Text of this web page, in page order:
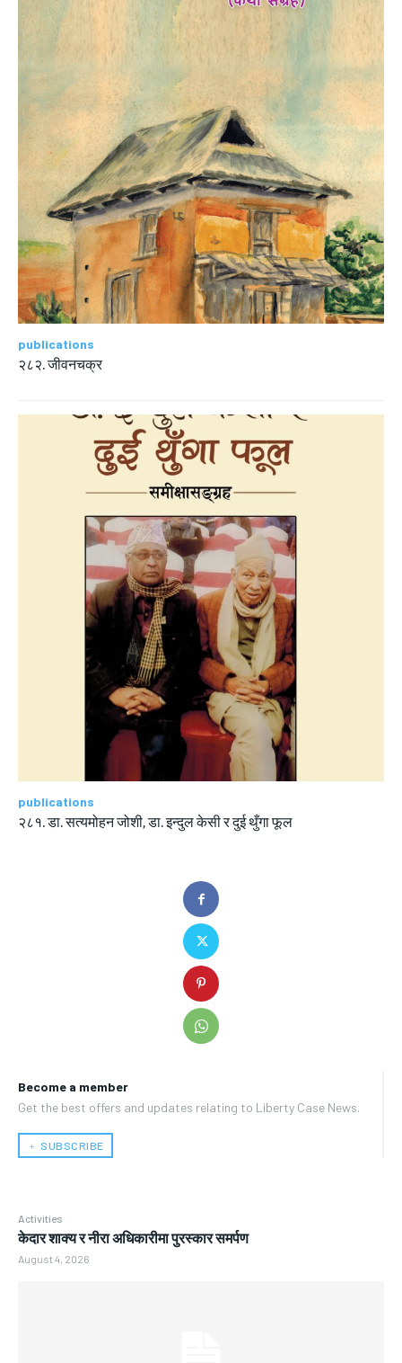
Become a member
Get the best offers and updates relating to Liberty Case News.
﹢ SUBSCRIBE
Activities
केदार शाक्य र नीरा अधिकारीमा पुरस्कार समर्पण
August 4, 2026
publications
२८२. जीवनचक्र
publications
२८१. डा. सत्यमोहन जोशी, डा. इन्दुल केसी र दुई थुँगा फूल